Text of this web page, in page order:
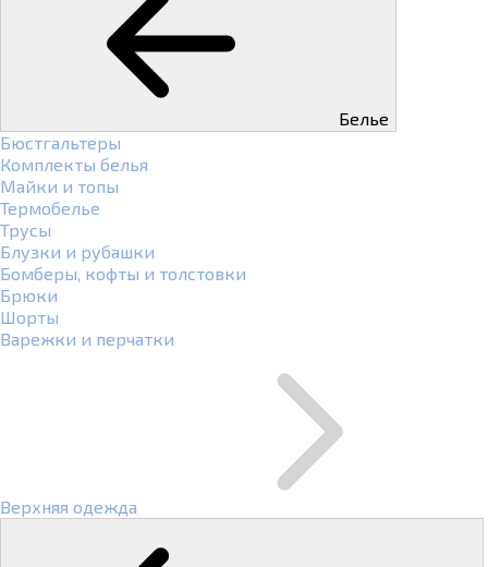
Белье
Бюстгальтеры
Комплекты белья
Майки и топы
Термобелье
Трусы
Блузки и рубашки
Бомберы, кофты и толстовки
Брюки
Шорты
Варежки и перчатки
Верхняя одежда